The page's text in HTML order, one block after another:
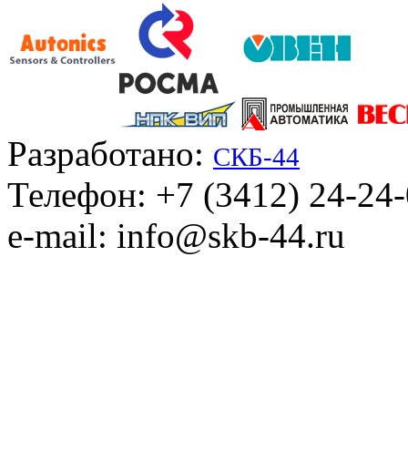
Разработано: СКБ-44
Телефон: +7 (3412) 24-
e-mail: info@skb-44.ru